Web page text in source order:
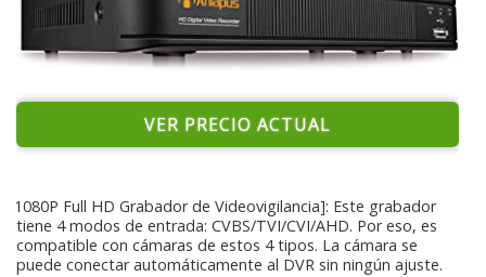
VER PRECIO ACTUAL
[1080P Full HD Grabador de Videovigilancia]: Este grabador
tiene 4 modos de entrada: CVBS/TVI/CVI/AHD. Por eso, es
compatible con cámaras de estos 4 tipos. La cámara se
puede conectar automáticamente al DVR sin ningún ajuste.